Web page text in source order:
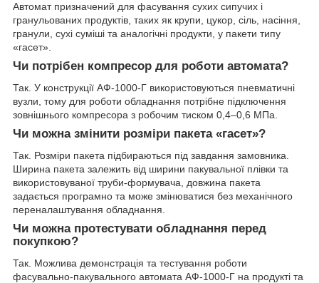
Автомат призначений для фасування сухих сипучих і
гранульованих продуктів, таких як крупи, цукор, сіль, насіння,
гранули, сухі суміші та аналогічні продукти, у пакети типу
«гасет».
Чи потрібен компресор для роботи автомата?
Так. У конструкції АФ-1000-Г використовуються пневматичні
вузли, тому для роботи обладнання потрібне підключення
зовнішнього компресора з робочим тиском 0,4–0,6 МПа.
Чи можна змінити розміри пакета «гасет»?
Так. Розміри пакета підбираються під завдання замовника.
Ширина пакета залежить від ширини пакувальної плівки та
використовуваної труби-формувача, довжина пакета
задається програмно та може змінюватися без механічного
переналаштування обладнання.
Чи можна протестувати обладнання перед
покупкою?
Так. Можлива демонстрація та тестування роботи
фасувально-пакувального автомата АФ-1000-Г на продукті та